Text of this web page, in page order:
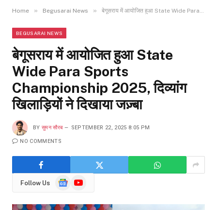
Home » Begusarai News » बेगूसराय में आयोजित हुआ State Wide Para Sports Championship 2025, दिव्यांग खिलाड़ियों ने दिखाया जज़्बा
BEGUSARAI NEWS
बेगूसराय में आयोजित हुआ State
Wide Para Sports
Championship 2025, दिव्यांग
खिलाड़ियों ने दिखाया जज़्बा
BY सुमन सौरब SEPTEMBER 22, 2025 8:05 PM
NO COMMENTS
Follow Us
GoogleYouTube